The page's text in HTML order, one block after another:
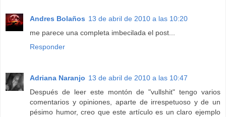
Andres Bolaños 13 de abril de 2010 a las 10:20
me parece una completa imbecilada el post...
Responder
Adriana Naranjo 13 de abril de 2010 a las 10:47
Después de leer este montón de "vullshit" tengo varios
comentarios y opiniones, aparte de irrespetuoso y de un
pésimo humor, creo que este artículo es un claro ejemplo